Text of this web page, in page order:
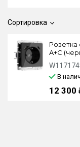
Сортировка
Розетка
A+C
В
12 300